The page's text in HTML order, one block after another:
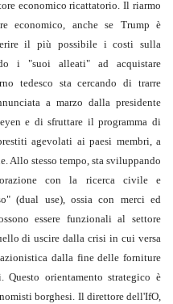
economico ricattatorio. Il riarmo
economico, anche se Trump è
il più possibile i costi sulla
i "suoi alleati" ad acquistare
tedesco sta cercando di trarre
a marzo dalla presidente
e di sfruttare il programma di
agevolati ai paesi membri, a
Allo stesso tempo, sta sviluppando
con la ricerca civile e
(dual use), ossia con merci ed
essere funzionali al settore
di uscire dalla crisi in cui versa
dalla fine delle forniture
Questo orientamento strategico è
borghesi. Il direttore dell'IfO,